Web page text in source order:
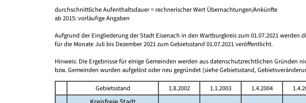
durchschnittliche Aufenthaltsdauer = rechnerischer Wert Übernachtungen/Ankünfte
ab 2015: vorläufige Angaben
Aufgrund der Eingliederung der Stadt Eisenach in den Wartburgkreis zum 01.07.2021 werden
für die Monate Juli bis Dezember 2021 zum Gebietsstand 01.07.2021 veröffentlicht.
Hinweis: Die Ergebnisse für einige Gemeinden werden aus datenschutzrechtlichen Gründen
bzw. Gemeinden wurden aufgelöst oder neu gegründet (siehe Gebietsstand,
Gebietsstand 1.8.2002 1.1.2003 1.4.2004